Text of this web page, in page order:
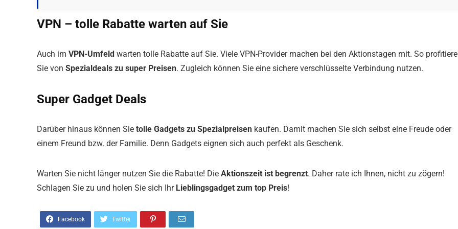
VPN – tolle Rabatte warten auf Sie
Auch im VPN-Umfeld warten tolle Rabatte auf Sie. Viele VPN-Provider machen bei den Aktionstagen mit. So
Sie von Spezialdeals zu super Preisen. Zugleich können Sie eine sichere verschlüsselte Verbindung nutzen.
Super Gadget Deals
Darüber hinaus können Sie tolle Gadgets zu Spezialpreisen kaufen. Damit machen Sie sich selbst eine Freude oder
einem Freund bzw. der Familie. Denn Gadgets eignen sich auch perfekt als Geschenk.
Warten Sie nicht länger nutzen Sie die Rabatte! Die Aktionszeit ist begrenzt. Daher rate ich Ihnen, nicht zu zögern!
Schlagen Sie zu und holen Sie sich Ihr Lieblingsgadget zum top Preis!